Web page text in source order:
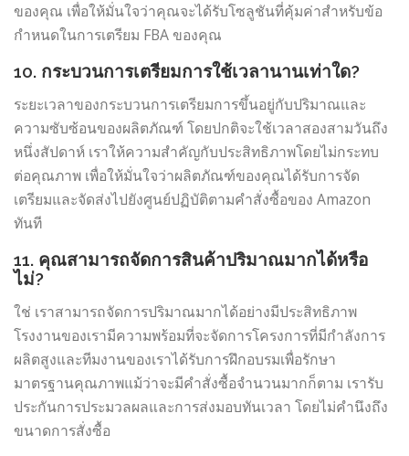
ของคุณ เพื่อให้มั่นใจว่าคุณจะได้รับโซลูชันที่คุ้มค่าสำหรับข้อ
กำหนดในการเตรียม FBA ของคุณ
10. กระบวนการเตรียมการใช้เวลานานเท่าใด?
ระยะเวลาของกระบวนการเตรียมการขึ้นอยู่กับปริมาณและ
ความซับซ้อนของผลิตภัณฑ์ โดยปกติจะใช้เวลาสองสามวันถึง
หนึ่งสัปดาห์ เราให้ความสำคัญกับประสิทธิภาพโดยไม่กระทบ
ต่อคุณภาพ เพื่อให้มั่นใจว่าผลิตภัณฑ์ของคุณได้รับการจัด
เตรียมและจัดส่งไปยังศูนย์ปฏิบัติตามคำสั่งซื้อของ Amazon
ทันที
11. คุณสามารถจัดการสินค้าปริมาณมากได้หรือ
ไม่?
ใช่ เราสามารถจัดการปริมาณมากได้อย่างมีประสิทธิภาพ
โรงงานของเรามีความพร้อมที่จะจัดการโครงการที่มีกำลังการ
ผลิตสูงและทีมงานของเราได้รับการฝึกอบรมเพื่อรักษา
มาตรฐานคุณภาพแม้ว่าจะมีคำสั่งซื้อจำนวนมากก็ตาม เรารับ
ประกันการประมวลผลและการส่งมอบทันเวลา โดยไม่คำนึงถึง
ขนาดการสั่งซื้อ